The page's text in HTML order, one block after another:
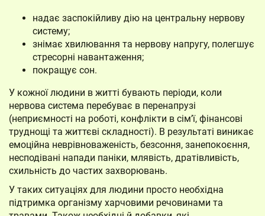
надає заспокійливу дію на центральну нервову
систему;
знімає хвилювання та нервову напругу, полегшує
стресорні навантаження;
покращує сон.
У кожної людини в житті бувають періоди, коли
нервова система перебуває в перенапрузі
(неприємності на роботі, конфлікти в сім’ї, фінансові
труднощі та життєві складності). В результаті виникає
емоційна неврівноваженість, безсоння, занепокоєння,
несподівані напади паніки, млявість, дратівливість,
схильність до частих захворювань.
У таких ситуаціях для людини просто необхідна
підтримка організму харчовими речовинами та